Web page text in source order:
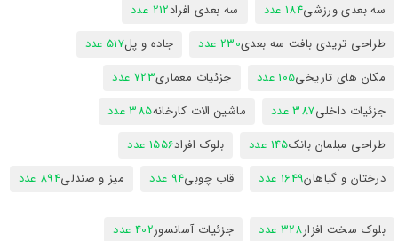
سه بعدی ورزشی184 عدد سه بعدی افراد212 عدد
طراحی تریدی بافت سه بعدی230 عدد جاده و پل517 عدد
مکان های تاریخی105 عدد جزئیات معماری723 عدد
جزئیات داخلی387 عدد ماشین الات کارخانه385 عدد
طراحی مبلمان بانک145 عدد بلوک افراد1556 عدد
درختان و گیاهان1649 عدد قاب چوبی94 عدد میز و صندلی894 عدد
بلوک سخت افزار328 عدد جزئیات آسانسور402 عدد